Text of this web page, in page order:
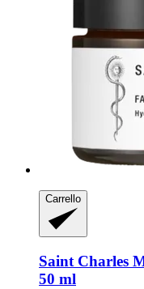
Carrello
Saint Charles
50 ml